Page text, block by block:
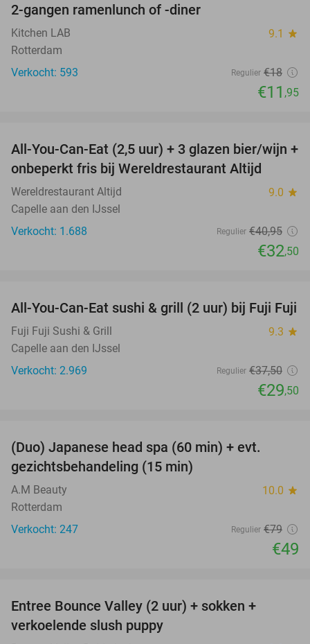
2-gangen ramenlunch of -diner
Kitchen LAB 9.1 star
Rotterdam
Verkocht: 593
Regulier €18
€11 ,95
21%
All-You-Can-Eat (2,5 uur) + 3 glazen bier/wijn +
onbeperkt fris bij Wereldrestaurant Altijd
Wereldrestaurant Altijd 9.0 star
Capelle aan den IJssel
Verkocht: 1.688
Regulier €40,95
€32,50
21%
All-You-Can-Eat sushi & grill (2 uur) bij Fuji Fuji
Fuji Fuji Sushi & Grill 9.3 star
Capelle aan den IJssel
Verkocht: 2.969
Regulier €37,50
€29,50
(Duo) Japanese head spa (60 min) + evt.
gezichtsbehandeling (15 min)
A.M Beauty 10.0 star
Rotterdam
Verkocht: 247
Regulier €79
€49
Entree Bounce Valley (2 uur) + sokken +
verkoelende slush puppy